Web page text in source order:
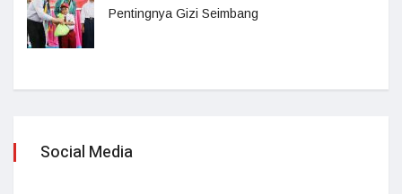
Pentingnya Gizi Seimbang
Social Media